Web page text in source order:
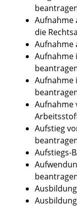
Aufnahme
die
Aufnahme
Aufnahme
Aufnahme
Aufnahme
Aufstieg
Aufstiegs-